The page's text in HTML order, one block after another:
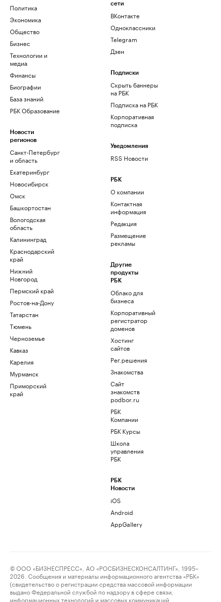
Политика
Экономика
Общество
Бизнес
Технологии и
медиа
Финансы
Биографии
База знаний
РБК Образование
Новости
регионов
Санкт-Петербург
и область
Екатеринбург
Новосибирск
Омск
Башкортостан
Вологодская
область
Калининград
Краснодарский
край
Нижний
Новгород
Пермский край
Ростов-на-Дону
Татарстан
Тюмень
Черноземье
Кавказ
Карелия
Мурманск
Приморский
край
сети
ВКонтакте
Одноклассники
Telegram
Дзен
Подписки
Скрыть баннеры
на РБК
Подписка на РБК
Корпоративная
подписка
Уведомления
RSS Новости
РБК
О компании
Контактная
информация
Редакция
Размещение
рекламы
Другие
продукты
РБК
Облако для
бизнеса
Корпоративный
регистратор
доменов
Хостинг
сайтов
Рег.решения
Знакомства
Сайт
знакомств
podbor.ru
РБК
Компании
РБК Курсы
Школа
управления
РБК
РБК
Новости
iOS
Android
AppGallery
© ООО «БИЗНЕСПРЕСС», АО «РОСБИЗНЕСКОНСАЛТИНГ», 1995–
2026. Сообщения и материалы информационного агентства «РБК»
(свидетельство о регистрации средства массовой информации
выдано Федеральной службой по надзору в сфере связи,
информационных технологий и массовых коммуникаций